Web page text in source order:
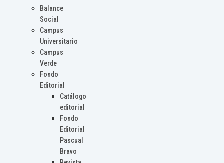
Balance
Social
Campus
Universitario
Campus
Verde
Fondo
Editorial
Catálogo
editorial
Fondo
Editorial
Pascual
Bravo